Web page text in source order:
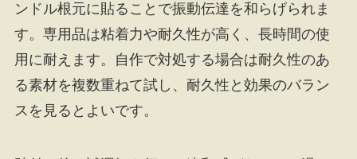
ンドル根元に貼ることで振動伝達を和らげられま
す。専用品は粘着力や耐久性が高く、長時間の使
用に耐えます。自作で対処する場合は耐久性のあ
る素材を複数重ねて試し、耐久性と効果のバラン
スを見るとよいです。